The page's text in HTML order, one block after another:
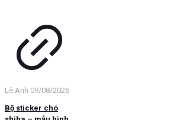
Lê Anh 09/08/2026
Bộ sticker chó